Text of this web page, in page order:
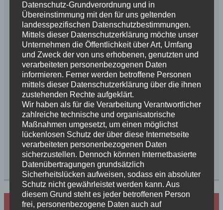
Unseren 9 kleinen „Maikäferchen“ geht es super. Alle
haben sich schon ganz toll entwickelt. Sie entdecken,
daß man laufen kann und auch das Spielen
miteinander entdecken sie. Wenn das Rudel
anschlägt, bellen die Baby’s schon tatkräftig mit.
Auch hört man ab und an schon ein leises
Knurrgeräusch. Nach der Stärkung an der Milchbar
fallen die kleinen Käferchen allerdings erst einmal […]
Weiterlesen
Kategorie:News 2021 Schlagwörter:Blauer Rüde,C -
Wurf,Lajos,Rosalie
Hundezucht mit Herz
Datenschutz-Grundverordnung und in
Übereinstimmung mit den für uns geltenden
landesspezifischen Datenschutzbestimmungen.
Mittels dieser Datenschutzerklärung möchte unser
Unternehmen die Öffentlichkeit über Art, Umfang
und Zweck der von uns erhobenen, genutzten und
verarbeiteten personenbezogenen Daten
informieren. Ferner werden betroffene Personen
mittels dieser Datenschutzerklärung über die ihnen
zustehenden Rechte aufgeklärt.
Wir haben als für die Verarbeitung Verantwortlicher
zahlreiche technische und organisatorische
Maßnahmen umgesetzt, um einen möglichst
lückenlosen Schutz der über diese Internetseite
verarbeiteten personenbezogenen Daten
sicherzustellen. Dennoch können Internetbasierte
Datenübertragungen grundsätzlich
Sicherheitslücken aufweisen, sodass ein absoluter
Schutz nicht gewährleistet werden kann. Aus
diesem Grund steht es jeder betroffenen Person
frei, personenbezogene Daten auch auf